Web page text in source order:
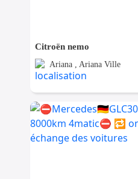
Citroën nemo
Ariana , Ariana Ville